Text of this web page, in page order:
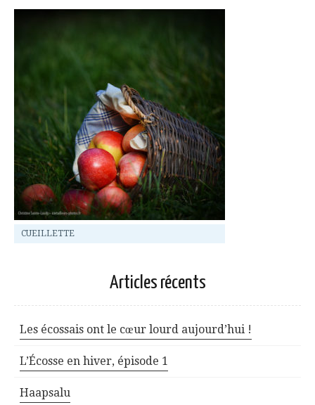
CUEILLETTE
Articles récents
Les écossais ont le cœur lourd aujourd’hui !
L’Écosse en hiver, épisode 1
Haapsalu